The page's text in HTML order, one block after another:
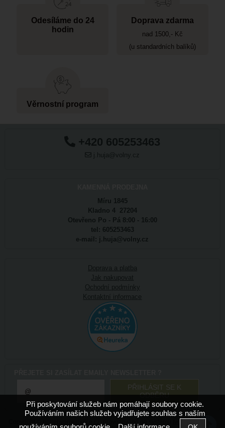
Odesíláme do 24
hodin
Doprava zdarma
nad 1500,- Kč
(u standardních balíků)
Věrnostní program
+420 605253463
j.huja@volny.cz
Míru 1845
Kladno 4 27204
Otevřeno Po - Pá 8:00 - 16:00
tel: 605253463
e-mail: j.huja@volny.cz
Doprava a platba
Jak nakupovat
Ochodní podmínky
Kontaktní informace
potrebyproumelce.cz
Při poskytování služeb nám pomáhají soubory cookie.
Používáním našich služeb vyjadřujete souhlas s naším